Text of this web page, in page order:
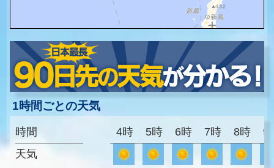
1時間ごとの天気
時間
天気
4時 5時 6時 7時 8時 9